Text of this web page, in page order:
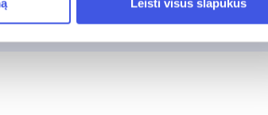
Leisti visus slapukus